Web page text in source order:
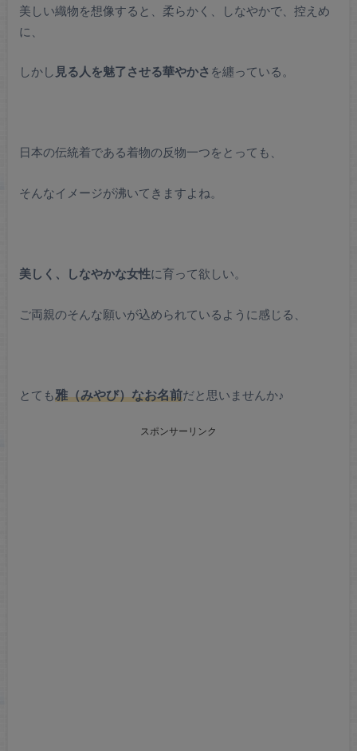
美しい織物を想像すると、柔らかく、しなやかで、控えめ
に、
しかし 見る人を魅了させる華やかさ を纏っている。
日本の伝統着である着物の反物一つをとっても、
そんなイメージが沸いてきますよね。
美しく、しなやかな女性に育って欲しい。
ご両親のそんな願いが込められているように感じる、
とても雅（みやび）なお名前だと思いませんか♪
スポンサーリンク